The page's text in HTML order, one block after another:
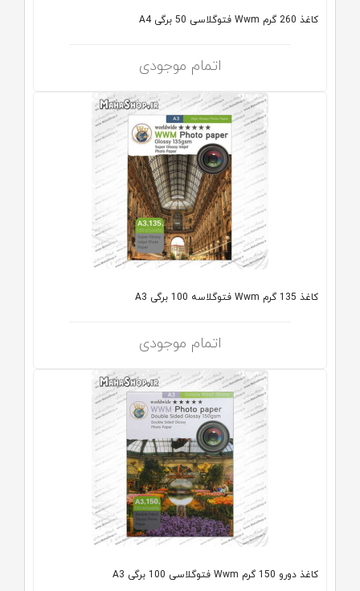
کاغذ 260 گرم Wwm فتوگلاسی 50 برگی A4
اتمام موجودی
کاغذ 135 گرم Wwm فتوگلاسه 100 برگی A3
اتمام موجودی
کاغذ دورو 150 گرم Wwm فتوگلاسی 100 برگی A3